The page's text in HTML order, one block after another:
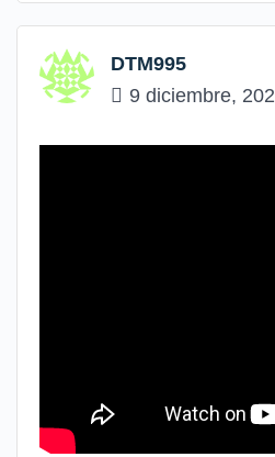
DTM995
9 diciembre,